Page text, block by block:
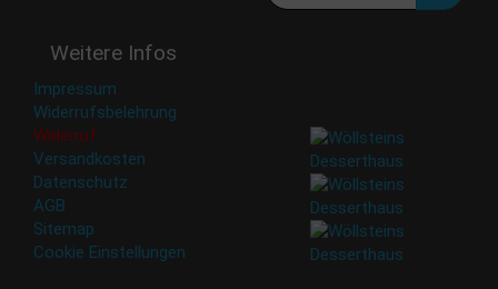
Weitere Infos
Impressum
Widerrufsbelehrung
Widerruf
Versandkosten
Datenschutz
AGB
Sitemap
Cookie Einstellungen